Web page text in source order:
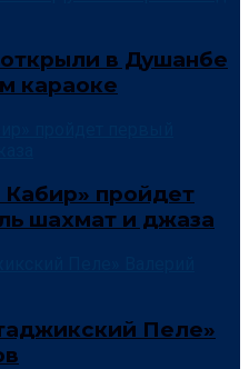
в Душанбе
караоке
пройдет
шахмат и джаза
Пеле»